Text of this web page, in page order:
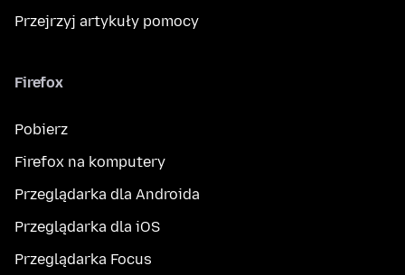
Przejrzyj artykuły pomocy
Firefox
Pobierz
Firefox na komputery
Przeglądarka dla Androida
Przeglądarka dla iOS
Przeglądarka Focus